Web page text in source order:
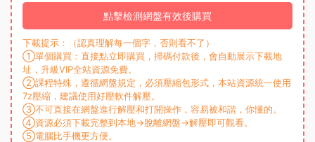
點擊檢測網盤有效後購買
下載提示：（認真理解每一個字，否則看不了）
①單個購買：直接點立即購買，掃碼付款後，會自動展示下載地
址，升級VIP全站資源免費。
②課程特殊，遵循網盤規定，必須壓縮包形式，本站資源統一使用
7z壓縮，建議使用好壓軟件解壓。
③不可直接在網盤進行解壓和打開操作，容易被和諧，你懂的。
④資源必須下載完整到本地→脫離網盤→解壓即可觀看。
⑤電腦比手機更方便。